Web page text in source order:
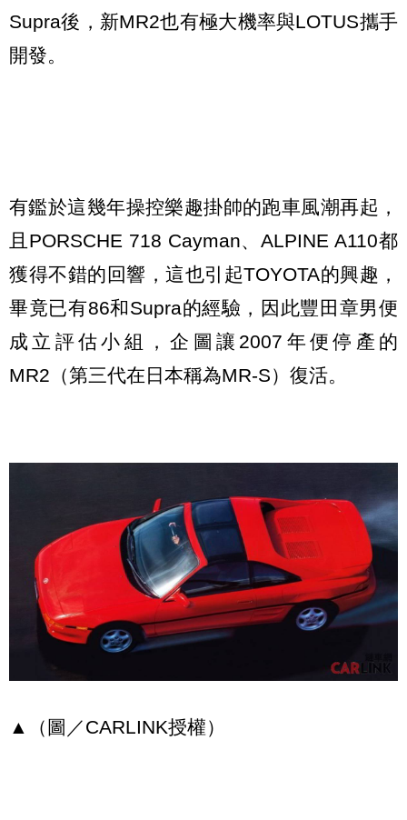
Supra後，新MR2也有極大機率與LOTUS攜手
開發。
有鑑於這幾年操控樂趣掛帥的跑車風潮再起，
且PORSCHE 718 Cayman、ALPINE A110都
獲得不錯的回響，這也引起TOYOTA的興趣，
畢竟已有86和Supra的經驗，因此豐田章男便
成立評估小組，企圖讓2007年便停產的
MR2（第三代在日本稱為MR-S）復活。
▲（圖／CARLINK授權）